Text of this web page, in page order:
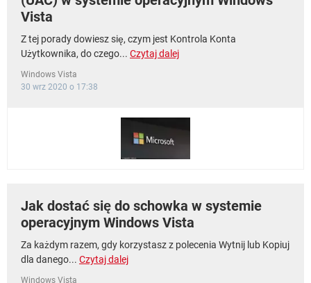
Vista
Z tej porady dowiesz się, czym jest Kontrola Konta
Użytkownika, do czego... Czytaj dalej
Windows Vista
30 wrz 2020 o 17:38
Jak dostać się do schowka w systemie
operacyjnym Windows Vista
Za każdym razem, gdy korzystasz z polecenia Wytnij lub Kopiuj
dla danego... Czytaj dalej
Windows Vista